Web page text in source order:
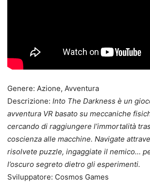
Genere: Azione, Avventura
Descrizione: Into The Darkness è un
avventura VR basato su meccaniche
cercando di raggiungere l’immortalità
coscienza alle macchine. Navigate
risolvete puzzle, ingaggiate il nemico…
l’oscuro segreto dietro gli esperimenti.
Sviluppatore: Cosmos Games